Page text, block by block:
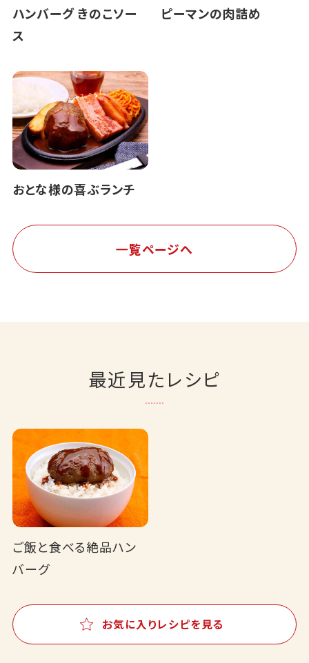
ハンバーグ きのこソー
ス
ピーマンの肉詰め
おとな様の喜ぶランチ
一覧ページへ
最近見たレシピ
ご飯と食べる絶品ハン
バーグ
お気に入りレシピを見る